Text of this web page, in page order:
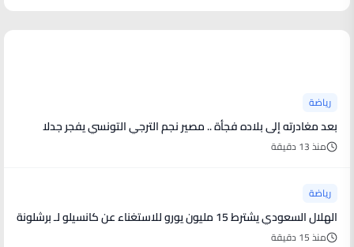
رياضة
بعد مغادرته إلى بلاده فجأة .. مصير نجم الترجي التونسي يفجر جدلا
منذ 13 دقيقة
رياضة
الهلال السعودي يشترط 15 مليون يورو للاستغناء عن كانسيلو لـ برشلونة
منذ 15 دقيقة